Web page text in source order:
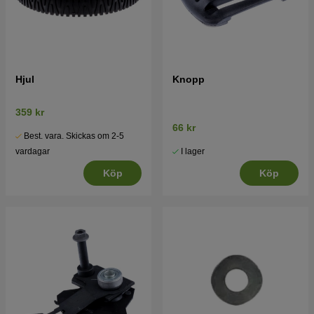
Hjul
359 kr
Best. vara. Skickas om 2-5
vardagar
Köp
Knopp
66 kr
I lager
Köp